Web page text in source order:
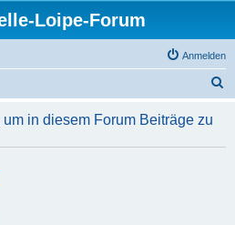
Loipe-Forum
Anmelden
h
in diesem Forum Beiträge zu